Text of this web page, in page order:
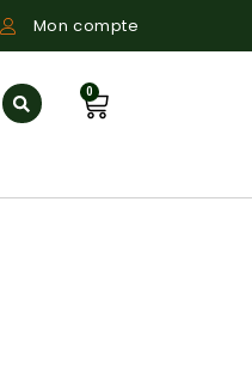
Mon compte
0